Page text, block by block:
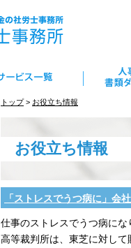
トップ> お役立ち情報
お役立ち情報
「ストレスでうつ病に」会
仕事のストレスでうつ病に
高等裁判所は、東芝に対し